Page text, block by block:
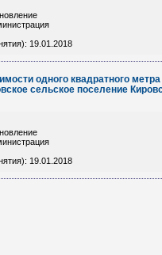
19.01.2018
одного квадратного
сельское поселение
19.01.2018